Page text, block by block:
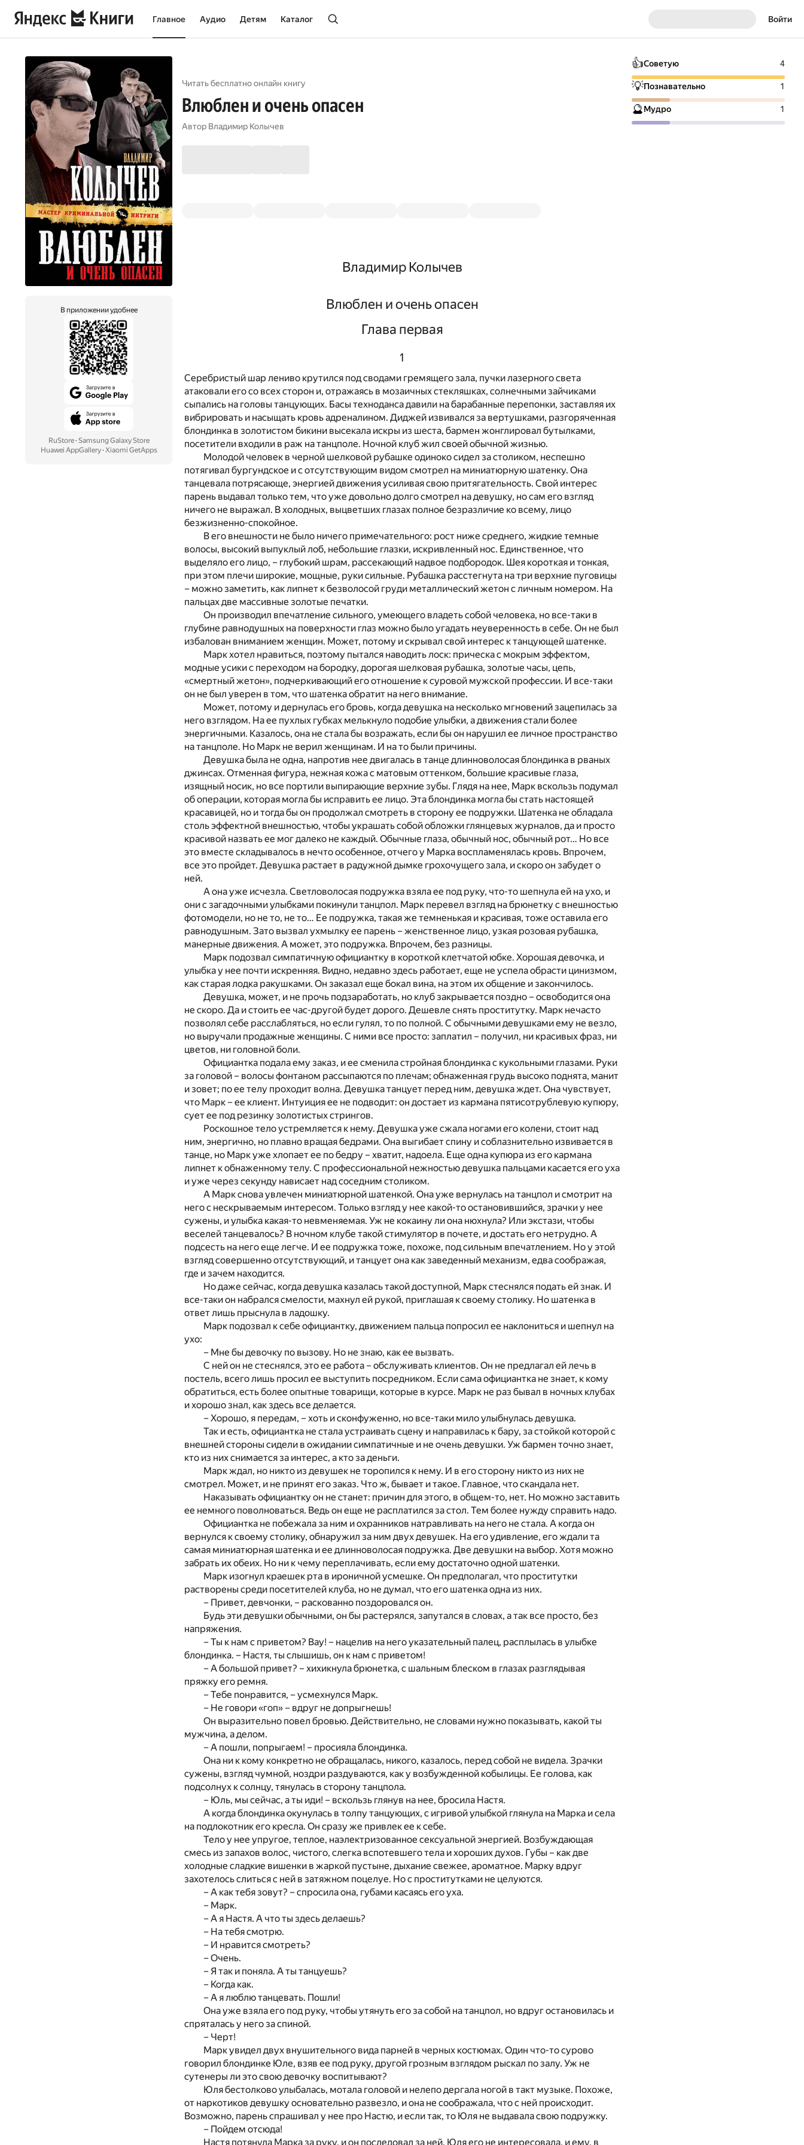
Главное Аудио Детям Каталог Войти
В приложении удобнее
RuStore· Samsung Galaxy Store
Huawei AppGallery· Xiaomi GetApps
Читать бесплатно онлайн книгу
Влюблен и очень опасен
Автор Владимир Колычев
Владимир Колычев
Влюблен и очень опасен
Глава первая
1
Серебристый шар лениво крутился под сводами гремящего зала, пучки лазерного света
атаковали его со всех сторон и, отражаясь в мозаичных стекляшках, солнечными зайчиками
сыпались на головы танцующих. Басы техноданса давили на барабанные перепонки, заставляя их
вибрировать и насыщать кровь адреналином. Диджей извивался за вертушками, разгоряченная
блондинка в золотистом бикини высекала искры из шеста, бармен жонглировал бутылками,
посетители входили в раж на танцполе. Ночной клуб жил своей обычной жизнью.
Молодой человек в черной шелковой рубашке одиноко сидел за столиком, неспешно
потягивал бургундское и с отсутствующим видом смотрел на миниатюрную шатенку. Она
танцевала потрясающе, энергией движения усиливая свою притягательность. Свой интерес
парень выдавал только тем, что уже довольно долго смотрел на девушку, но сам его взгляд
ничего не выражал. В холодных, выцветших глазах полное безразличие ко всему, лицо
безжизненно-спокойное.
В его внешности не было ничего примечательного: рост ниже среднего, жидкие темные
волосы, высокий выпуклый лоб, небольшие глазки, искривленный нос. Единственное, что
выделяло его лицо, – глубокий шрам, рассекающий надвое подбородок. Шея короткая и тонкая,
при этом плечи широкие, мощные, руки сильные. Рубашка расстегнута на три верхние пуговицы
– можно заметить, как липнет к безволосой груди металлический жетон с личным номером. На
пальцах две массивные золотые печатки.
Он производил впечатление сильного, умеющего владеть собой человека, но все-таки в
глубине равнодушных на поверхности глаз можно было угадать неуверенность в себе. Он не был
избалован вниманием женщин. Может, потому и скрывал свой интерес к танцующей шатенке.
Марк хотел нравиться, поэтому пытался наводить лоск: прическа с мокрым эффектом,
модные усики с переходом на бородку, дорогая шелковая рубашка, золотые часы, цепь,
«смертный жетон», подчеркивающий его отношение к суровой мужской профессии. И все-таки
он не был уверен в том, что шатенка обратит на него внимание.
Может, потому и дернулась его бровь, когда девушка на несколько мгновений зацепилась за
него взглядом. На ее пухлых губках мелькнуло подобие улыбки, а движения стали более
энергичными. Казалось, она не стала бы возражать, если бы он нарушил ее личное пространство
на танцполе. Но Марк не верил женщинам. И на то были причины.
Девушка была не одна, напротив нее двигалась в танце длинноволосая блондинка в рваных
джинсах. Отменная фигура, нежная кожа с матовым оттенком, большие красивые глаза,
изящный носик, но все портили выпирающие верхние зубы. Глядя на нее, Марк вскользь подумал
об операции, которая могла бы исправить ее лицо. Эта блондинка могла бы стать настоящей
красавицей, но и тогда бы он продолжал смотреть в сторону ее подружки. Шатенка не обладала
столь эффектной внешностью, чтобы украшать собой обложки глянцевых журналов, да и просто
красивой назвать ее мог далеко не каждый. Обычные глаза, обычный нос, обычный рот… Но все
это вместе складывалось в нечто особенное, отчего у Марка воспламенялась кровь. Впрочем,
все это пройдет. Девушка растает в радужной дымке грохочущего зала, и скоро он забудет о
ней.
А она уже исчезла. Светловолосая подружка взяла ее под руку, что-то шепнула ей на ухо, и
они с загадочными улыбками покинули танцпол. Марк перевел взгляд на брюнетку с внешностью
фотомодели, но не то, не то… Ее подружка, такая же темненькая и красивая, тоже оставила его
равнодушным. Зато вызвал ухмылку ее парень – женственное лицо, узкая розовая рубашка,
манерные движения. А может, это подружка. Впрочем, без разницы.
Марк подозвал симпатичную официантку в короткой клетчатой юбке. Хорошая девочка, и
улыбка у нее почти искренняя. Видно, недавно здесь работает, еще не успела обрасти цинизмом,
как старая лодка ракушками. Он заказал еще бокал вина, на этом их общение и закончилось.
Девушка, может, и не прочь подзаработать, но клуб закрывается поздно – освободится она
не скоро. Да и стоить ее час-другой будет дорого. Дешевле снять проститутку. Марк нечасто
позволял себе расслабляться, но если гулял, то по полной. С обычными девушками ему не везло,
но выручали продажные женщины. С ними все просто: заплатил – получил, ни красивых фраз, ни
цветов, ни головной боли.
Официантка подала ему заказ, и ее сменила стройная блондинка с кукольными глазами. Руки
за головой – волосы фонтаном рассыпаются по плечам; обнаженная грудь высоко поднята, манит
и зовет; по ее телу проходит волна. Девушка танцует перед ним, девушка ждет. Она чувствует,
что Марк – ее клиент. Интуиция ее не подводит: он достает из кармана пятисотрублевую купюру,
сует ее под резинку золотистых стрингов.
Роскошное тело устремляется к нему. Девушка уже сжала ногами его колени, стоит над
ним, энергично, но плавно вращая бедрами. Она выгибает спину и соблазнительно извивается в
танце, но Марк уже хлопает ее по бедру – хватит, надоела. Еще одна купюра из его кармана
липнет к обнаженному телу. С профессиональной нежностью девушка пальцами касается его уха
и уже через секунду нависает над соседним столиком.
А Марк снова увлечен миниатюрной шатенкой. Она уже вернулась на танцпол и смотрит на
него с нескрываемым интересом. Только взгляд у нее какой-то остановившийся, зрачки у нее
сужены, и улыбка какая-то невменяемая. Уж не кокаину ли она нюхнула? Или экстази, чтобы
веселей танцевалось? В ночном клубе такой стимулятор в почете, и достать его нетрудно. А
подсесть на него еще легче. И ее подружка тоже, похоже, под сильным впечатлением. Но у этой
взгляд совершенно отсутствующий, и танцует она как заведенный механизм, едва соображая,
где и зачем находится.
Но даже сейчас, когда девушка казалась такой доступной, Марк стеснялся подать ей знак. И
все-таки он набрался смелости, махнул ей рукой, приглашая к своему столику. Но шатенка в
ответ лишь прыснула в ладошку.
Марк подозвал к себе официантку, движением пальца попросил ее наклониться и шепнул на
ухо:
– Мне бы девочку по вызову. Но не знаю, как ее вызвать.
С ней он не стеснялся, это ее работа – обслуживать клиентов. Он не предлагал ей лечь в
постель, всего лишь просил ее выступить посредником. Если сама официантка не знает, к кому
обратиться, есть более опытные товарищи, которые в курсе. Марк не раз бывал в ночных клубах
и хорошо знал, как здесь все делается.
– Хорошо, я передам, – хоть и сконфуженно, но все-таки мило улыбнулась девушка.
Так и есть, официантка не стала устраивать сцену и направилась к бару, за стойкой которой с
внешней стороны сидели в ожидании симпатичные и не очень девушки. Уж бармен точно знает,
кто из них снимается за интерес, а кто за деньги.
Марк ждал, но никто из девушек не торопился к нему. И в его сторону никто из них не
смотрел. Может, и не принят его заказ. Что ж, бывает и такое. Главное, что скандала нет.
Наказывать официантку он не станет: причин для этого, в общем-то, нет. Но можно заставить
ее немного поволноваться. Ведь он еще не расплатился за стол. Тем более нужду справить надо.
Официантка не побежала за ним и охранников натравливать на него не стала. А когда он
вернулся к своему столику, обнаружил за ним двух девушек. На его удивление, его ждали та
самая миниатюрная шатенка и ее длинноволосая подружка. Две девушки на выбор. Хотя можно
забрать их обеих. Но ни к чему переплачивать, если ему достаточно одной шатенки.
Марк изогнул краешек рта в ироничной усмешке. Он предполагал, что проститутки
растворены среди посетителей клуба, но не думал, что его шатенка одна из них.
– Привет, девчонки, – раскованно поздоровался он.
Будь эти девушки обычными, он бы растерялся, запутался в словах, а так все просто, без
напряжения.
– Ты к нам с приветом? Вау! – нацелив на него указательный палец, расплылась в улыбке
блондинка. – Настя, ты слышишь, он к нам с приветом!
– А большой привет? – хихикнула брюнетка, с шальным блеском в глазах разглядывая
пряжку его ремня.
– Тебе понравится, – усмехнулся Марк.
– Не говори «гоп» – вдруг не допрыгнешь!
Он выразительно повел бровью. Действительно, не словами нужно показывать, какой ты
мужчина, а делом.
– А пошли, попрыгаем! – просияла блондинка.
Она ни к кому конкретно не обращалась, никого, казалось, перед собой не видела. Зрачки
сужены, взгляд чумной, ноздри раздуваются, как у возбужденной кобылицы. Ее голова, как
подсолнух к солнцу, тянулась в сторону танцпола.
– Юль, мы сейчас, а ты иди! – вскользь глянув на нее, бросила Настя.
А когда блондинка окунулась в толпу танцующих, с игривой улыбкой глянула на Марка и села
на подлокотник его кресла. Он сразу же привлек ее к себе.
Тело у нее упругое, теплое, наэлектризованное сексуальной энергией. Возбуждающая
смесь из запахов волос, чистого, слегка вспотевшего тела и хороших духов. Губы – как две
холодные сладкие вишенки в жаркой пустыне, дыхание свежее, ароматное. Марку вдруг
захотелось слиться с ней в затяжном поцелуе. Но с проститутками не целуются.
– А как тебя зовут? – спросила она, губами касаясь его уха.
– Марк.
– А я Настя. А что ты здесь делаешь?
– На тебя смотрю.
– И нравится смотреть?
– Очень.
– Я так и поняла. А ты танцуешь?
– Когда как.
– А я люблю танцевать. Пошли!
Она уже взяла его под руку, чтобы утянуть его за собой на танцпол, но вдруг остановилась и
спряталась у него за спиной.
– Черт!
Марк увидел двух внушительного вида парней в черных костюмах. Один что-то сурово
говорил блондинке Юле, взяв ее под руку, другой грозным взглядом рыскал по залу. Уж не
сутенеры ли это свою девочку воспитывают?
Юля бестолково улыбалась, мотала головой и нелепо дергала ногой в такт музыке. Похоже,
от наркотиков девушку основательно развезло, и она не соображала, что с ней происходит.
Возможно, парень спрашивал у нее про Настю, и если так, то Юля не выдавала свою подружку.
– Пойдем отсюда!
Настя потянула Марка за руку, и он последовал за ней. Юля его не интересовала, и ему, в
👍Советую 4
💡Познавательно 1
🔮Мудро 1